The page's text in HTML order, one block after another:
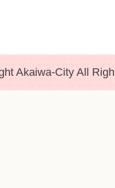
Akaiwa-City All